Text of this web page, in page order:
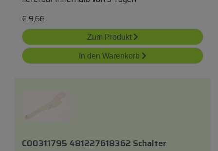
€ 9,66
Zum Produkt
In den Warenkorb
C00311795 481227618362 Schalter